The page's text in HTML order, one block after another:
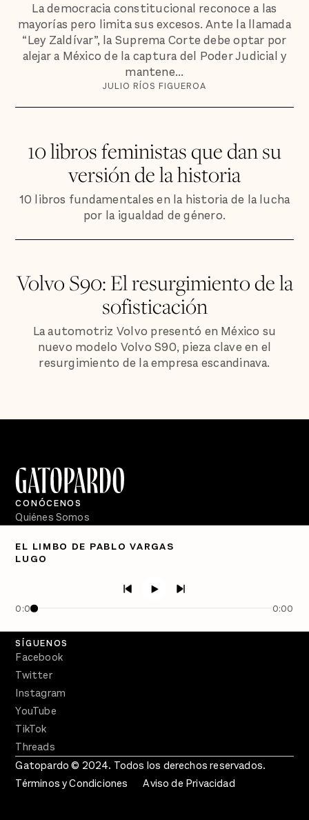
La democracia constitucional reconoce a las
mayorías pero limita sus excesos. Ante la llamada
“Ley Zaldívar”, la Suprema Corte debe optar por
alejar a México de la captura del Poder Judicial y
mantene...
JULIO RÍOS FIGUEROA
10 libros feministas que dan su
versión de la historia
10 libros fundamentales en la historia de la lucha
por la igualdad de género.
Volvo S90: El resurgimiento de la
sofisticación
La automotriz Volvo presentó en México su
nuevo modelo Volvo S90, pieza clave en el
resurgimiento de la empresa escandinava.
EL LIMBO DE PABLO VARGAS
LUGO
0:00 0:00
CONÓCENOS
Quiénes Somos
PÓDCASTS
Crecer en Distopía
SÍGUENOS
Facebook
Twitter
Instagram
YouTube
TikTok
Threads
Gatopardo © 2024. Todos los derechos reservados.
Términos y Condiciones
Aviso de Privacidad